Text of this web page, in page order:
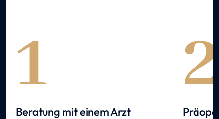
1
Beratung mit einem Arzt